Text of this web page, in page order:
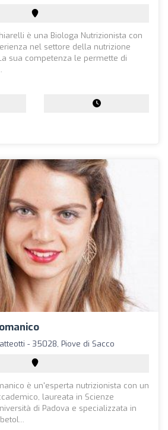
è una Biologa Nutrizionista con
nel settore della nutrizione
sua competenza le permette di
- 35028, Piove di Sacco
è un'esperta nutrizionista con un
laureata in Scienze
di Padova e specializzata in